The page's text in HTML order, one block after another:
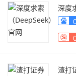
深度
渣打